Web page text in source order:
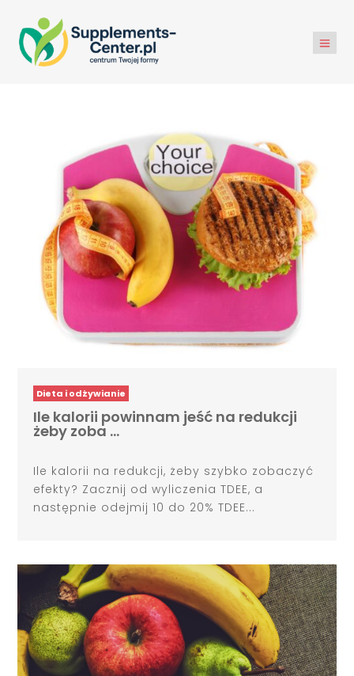
Dieta i odżywianie
Ile kalorii powinnam jeść na redukcji
żeby zoba …
Ile kalorii na redukcji, żeby szybko zobaczyć
efekty? Zacznij od wyliczenia TDEE, a
następnie odejmij 10 do 20% TDEE...